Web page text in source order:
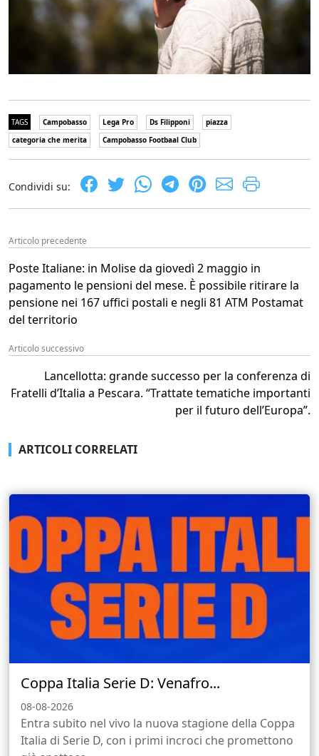
TAGS Campobasso Lega Pro Ds Filipponi
piazza
categoria che merita
Campobasso Footbaal Club
Condividi su:
Articolo precedente
Poste Italiane: in Molise da giovedì 2 maggio in
pagamento le pensioni del mese. È possibile ritirare la
pensione nei 167 uffici postali e negli 81 ATM Postamat
del territorio
Articolo successivo
Lancellotta: grande successo per la conferenza di
Fratelli d’Italia a Pescara. “Trattate tematiche importanti
per il futuro dell’Europa”.
ARTICOLI CORRELATI
Coppa Italia Serie D: Venafro...
08-08-2026
Entra subito nel vivo la nuova stagione della Coppa
Italia di Serie D, con i primi incroci che promettono